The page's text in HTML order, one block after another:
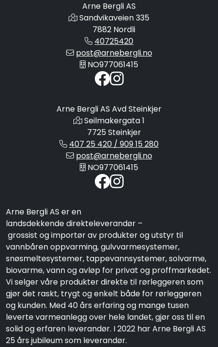
Arne Bergli AS
Sandvikaveien 335
7882 Nordli
40725420
post@arnebergli.no
NO977061415
Arne Bergli AS Avd Steinkjer
Seilmakergata 1
7725 Steinkjer
407 25 420 / 909 15 280
post@arnebergli.no
NO977061415
Arne Bergli AS er en
landsdekkende direkteleverandør –
grossist og importør av produkter og utstyr til
vannbåren oppvarming, gulvvarmesystemer,
snøsmeltesystemer, tappevannsystemer, solvarme,
biovarme, vann og avløp for privat og proffmarkedet.
Vi selger våre produkter direkte til rørleggeren som
gjør det raskt, trygt og enkelt både for rørleggeren
og kunden. Med 40 års erfaring og mange tusen
leverte varmeanlegg over hele landet, gjør oss til en
solid og erfaren leverandør. I 2022 har Arne Bergli AS
25 års jubileum som leverandør.